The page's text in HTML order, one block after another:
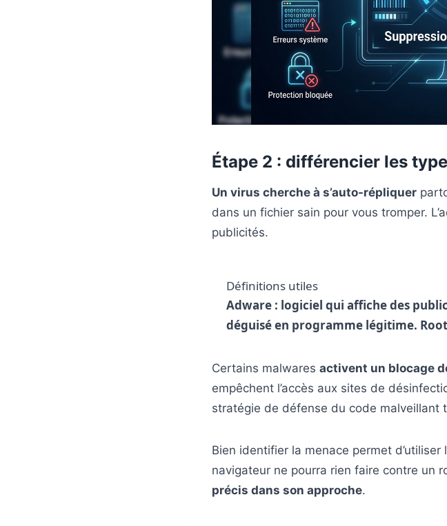
Étape 2 : différencier les
Un virus cherche à s’auto-répliquer
dans un fichier sain pour vous tromper.
publicités.
Définitions utiles
Adware : logiciel qui affiche des
déguisé en programme légitime.
Certains malwares activent un blocage
empêchent l’accès aux sites de
stratégie de défense du code malveillant
Bien identifier la menace permet
navigateur ne pourra rien faire contre un
précis dans son approche.